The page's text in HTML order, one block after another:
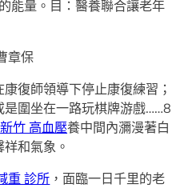
能量。目：醫養聯合讓老年
章保
復師領導下停止康復練習；
是圍坐在一路玩棋牌游戲……8
新竹 高血壓養中間內瀰漫著白
和氣象。
重 診所 ，面臨一日千里的老